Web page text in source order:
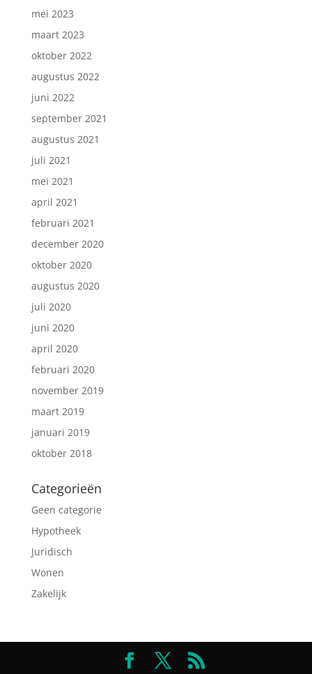
mei 2023
maart 2023
oktober 2022
augustus 2022
juni 2022
september 2021
augustus 2021
juli 2021
mei 2021
april 2021
februari 2021
december 2020
oktober 2020
augustus 2020
juli 2020
juni 2020
april 2020
februari 2020
november 2019
maart 2019
januari 2019
oktober 2018
Categorieën
Geen categorie
Hypotheek
Juridisch
Wonen
Zakelijk